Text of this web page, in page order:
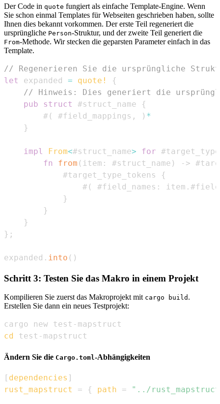
Der Code in quote fungiert als einfache Template-Engine. Wenn
Sie schon einmal Templates für Webseiten geschrieben haben, sollte
Ihnen dies bekannt vorkommen. Der erste Teil regeneriert die
ursprüngliche Person-Struktur, und der zweite Teil generiert die
From-Methode. Wir stecken die geparsten Parameter einfach in das
Template.
// Regenerieren Sie die ursprüngliche
let
expanded = quote!
{
// Hinweis: Dies generiert die
pub
struct #struct_name
{
        #
( #field_mappings , ) *
}
impl From<#struct_name> for
fn
from ( item : #struct_name ) ->
            #target_type_tokens
{
                #
( #field_names : item .
}
}
}
} ;
expanded . into ( )
Schritt 3: Testen Sie das Makro in einem Projekt
Kompilieren Sie zuerst das Makroprojekt mit cargo build .
Erstellen Sie dann ein neues Testprojekt:
cd
test-mapstruct
Ändern Sie die Cargo.toml -Abhängigkeiten
[ dependencies ]
rust_mapstruct
= { path = "../